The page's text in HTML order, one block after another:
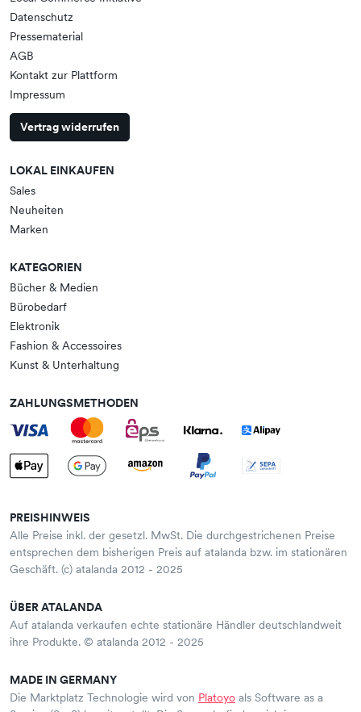
Datenschutz
Pressematerial
AGB
Kontakt zur Plattform
Impressum
Vertrag widerrufen
LOKAL EINKAUFEN
Sales
Neuheiten
Marken
KATEGORIEN
Bücher & Medien
Bürobedarf
Elektronik
Fashion & Accessoires
Kunst & Unterhaltung
ZAHLUNGSMETHODEN
PREISHINWEIS
Alle Preise inkl. der gesetzl. MwSt. Die durchgestrichenen Preise
entsprechen dem bisherigen Preis auf atalanda bzw. im stationären
Geschäft. (c) atalanda 2012 - 2025
ÜBER ATALANDA
Auf atalanda verkaufen echte stationäre Händler deutschlandweit
ihre Produkte. © atalanda 2012 - 2025
MADE IN GERMANY
Die Marktplatz Technologie wird von Platoyo als Software as a